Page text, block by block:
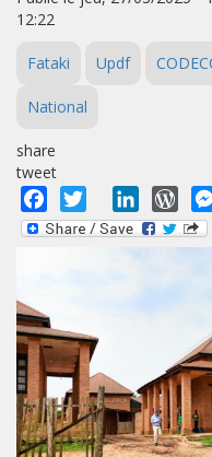
12:22
Fataki Updf
National
share
tweet
Facebook
Twitter LinkedIn